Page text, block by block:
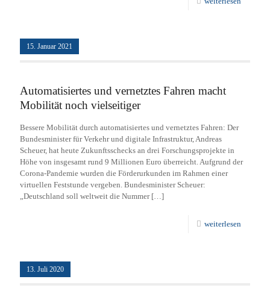
15. Januar 2021
Automatisiertes und vernetztes Fahren macht
Mobilität noch vielseitiger
Bessere Mobilität durch automatisiertes und vernetztes Fahren: Der
Bundesminister für Verkehr und digitale Infrastruktur, Andreas
Scheuer, hat heute Zukunftsschecks an drei Forschungsprojekte in
Höhe von insgesamt rund 9 Millionen Euro überreicht. Aufgrund der
Corona-Pandemie wurden die Förderurkunden im Rahmen einer
virtuellen Feststunde vergeben. Bundesminister Scheuer:
„Deutschland soll weltweit die Nummer[…]
weiterlesen
13. Juli 2020